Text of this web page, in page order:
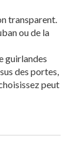
transparent.
ou de la
guirlandes
des portes,
peut